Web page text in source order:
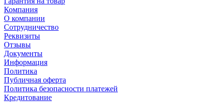
Компания
О компании
Сотрудничество
Реквизиты
Отзывы
Документы
Информация
Политика
Публичная оферта
Политика безопасности платежей
Кредитование